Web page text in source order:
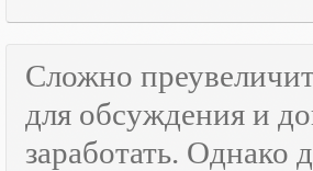
Сложно
для обсуждения и
заработать. Однако